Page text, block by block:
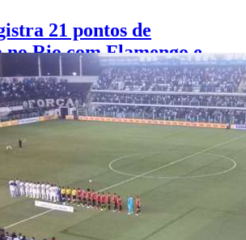
21 pontos de
no Rio com Flamengo e